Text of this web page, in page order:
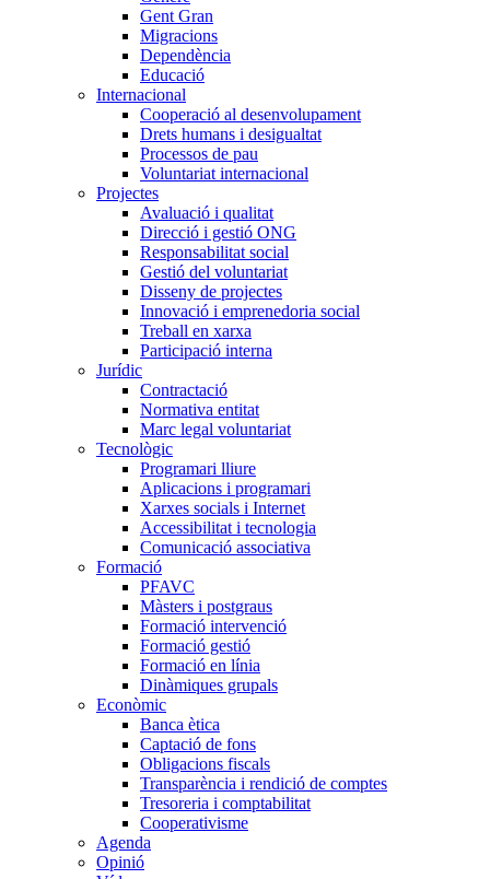
Gent Gran
Migracions
Dependència
Educació
Internacional
Cooperació al desenvolupament
Drets humans i desigualtat
Processos de pau
Voluntariat internacional
Projectes
Avaluació i qualitat
Direcció i gestió ONG
Responsabilitat social
Gestió del voluntariat
Disseny de projectes
Innovació i emprenedoria social
Treball en xarxa
Participació interna
Jurídic
Contractació
Normativa entitat
Marc legal voluntariat
Tecnològic
Programari lliure
Aplicacions i programari
Xarxes socials i Internet
Accessibilitat i tecnologia
Comunicació associativa
Formació
PFAVC
Màsters i postgraus
Formació intervenció
Formació gestió
Formació en línia
Dinàmiques grupals
Econòmic
Banca ètica
Captació de fons
Obligacions fiscals
Transparència i rendició de comptes
Tresoreria i comptabilitat
Cooperativisme
Agenda
Opinió